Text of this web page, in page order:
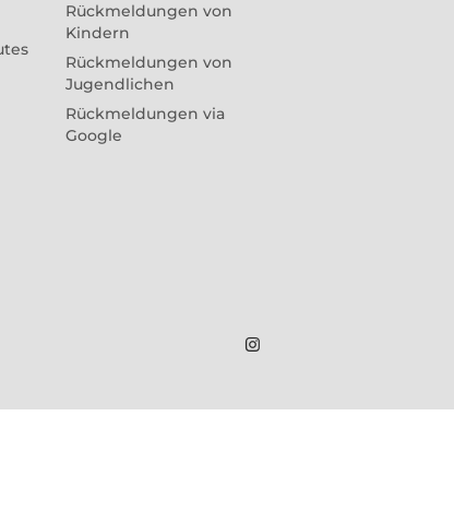
Rückmeldungen von
Kindern
Rückmeldungen von
Jugendlichen
Rückmeldungen via
Google